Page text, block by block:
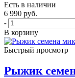
Есть в наличии
6 990 руб.
-
В корзину
Быстрый просмотр
Рыжик